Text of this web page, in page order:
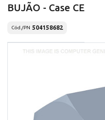
BUJÃO - Case CE
Cód./PN 504158682